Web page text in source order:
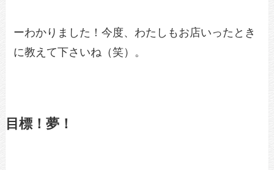
ーわかりました！今度、わたしもお店いったとき
に教えて下さいね（笑）。
目標！夢！